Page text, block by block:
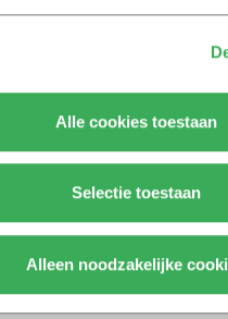
Alle cookies toestaan
Selectie toestaan
Alleen noodzakelijke
of tips?
Disclaimer Adverteren Werken bij